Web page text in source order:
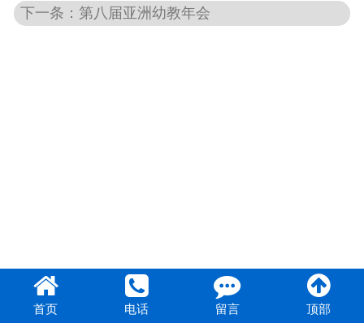
下一条：第八届亚洲幼教年会
首页 电话 留言 顶部